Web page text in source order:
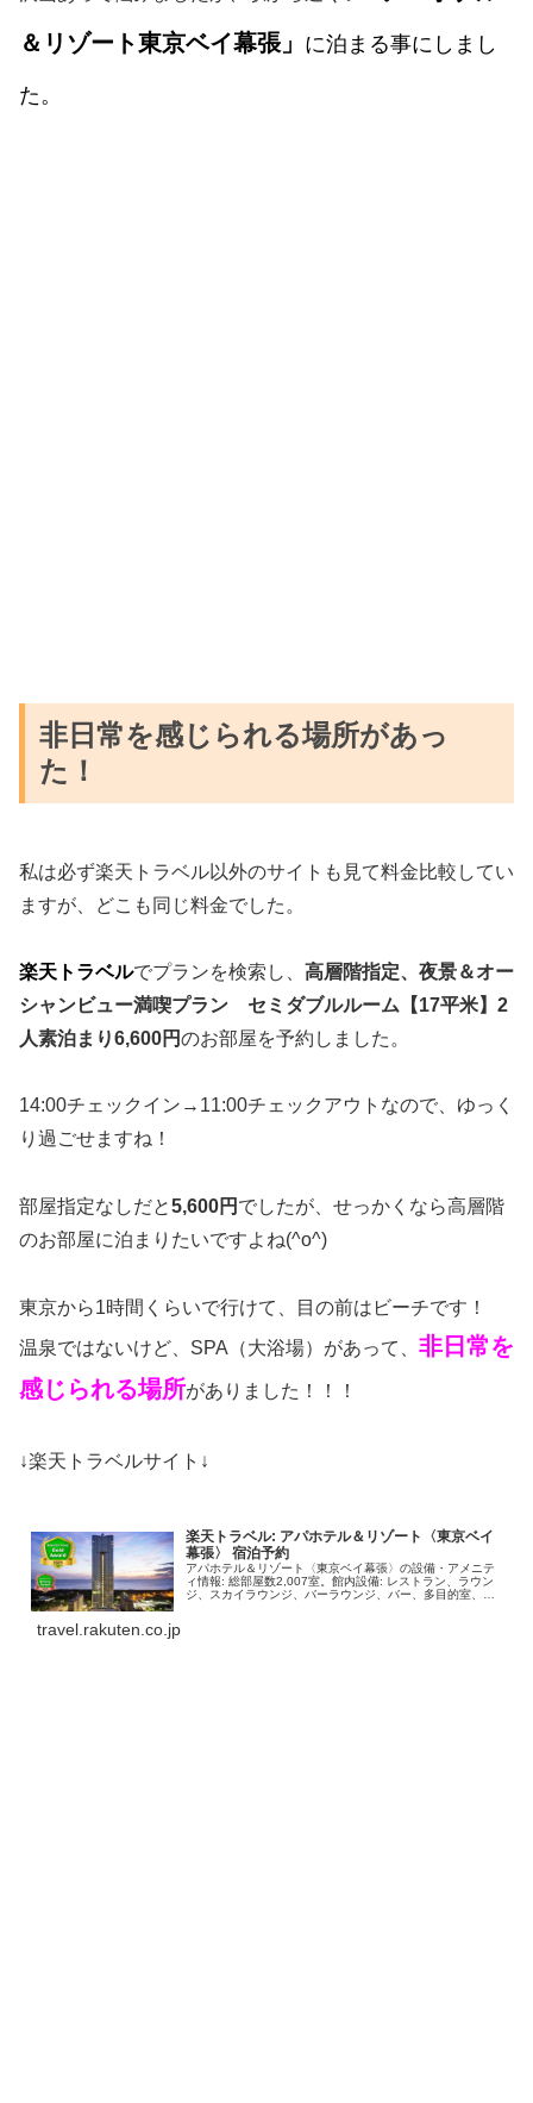
＆リゾート東京ベイ幕張」 に泊まる事にしまし
た。
非日常を感じられる場所があっ
た！
私は必ず楽天トラベル以外のサイトも見て料金比較してい
ますが、どこも同じ料金でした。
楽天トラベルでプランを検索し、 高層階指定、夜景＆オー
シャンビュー満喫プラン セミダブルルーム【17平米】2
人素泊まり6,600円のお部屋を予約しました。
14:00チェックイン→11:00チェックアウトなので、ゆっく
り過ごせますね！
部屋指定なしだと5,600円 でしたが、せっかくなら高層階
のお部屋に泊まりたいですよね(^o^)
東京から1時間くらいで行けて、目の前はビーチです！
温泉ではないけど、SPA（大浴場）があって、 非日常を
感じられる場所がありました！！！
↓楽天トラベルサイト↓
楽天トラベル: アパホテル＆リゾート〈東京ベイ
幕張〉 宿泊予約
アパホテル＆リゾート〈東京ベイ幕張〉の設備・アメニテ
ィ情報: 総部屋数2,007室。館内設備: レストラン、ラウン
ジ、スカイラウンジ、バーラウンジ、バー、多目的室、宴
travel.rakuten.co.jp